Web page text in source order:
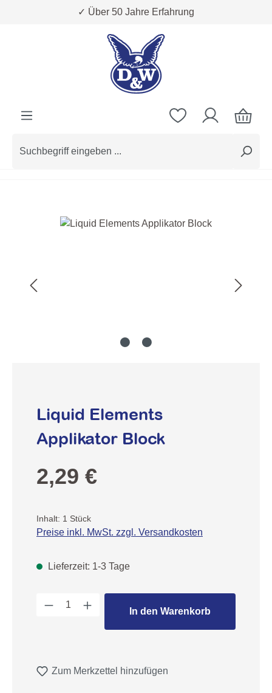
Zum Hauptinhalt springen✓ Über 50 Jahre Erfahrung
Bildergalerie überspringen
Liquid Elements
Applikator Block
Regulärer Preis:
2,29 €
Inhalt: 1 Stück
Preise inkl. MwSt. zzgl. Versandkosten
Lieferzeit: 1-3 Tage
Produkt Anzahl: Gib den
In den Warenkorb
Zum Merkzettel hinzufügen